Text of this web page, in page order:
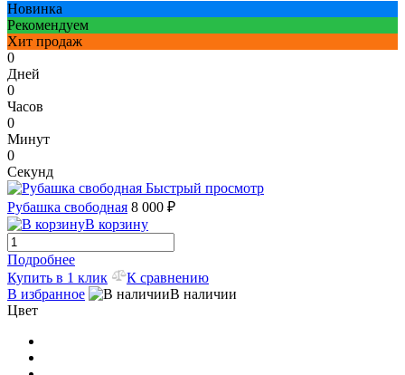
Новинка
Рекомендуем
Хит продаж
0
Дней
0
Часов
0
Минут
0
Секунд
Быстрый просмотр
Рубашка свободная 8 000 ₽
В корзину
Подробнее
Купить в 1 клик
К сравнению
В избранное
В наличии
Цвет